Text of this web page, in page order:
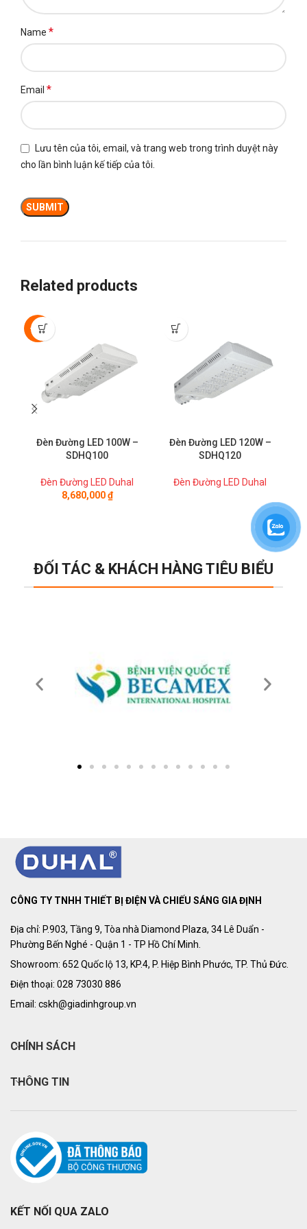
Name *
Email *
Lưu tên của tôi, email, và trang web trong trình duyệt này
cho lần bình luận kế tiếp của tôi.
Related products
-50%
Đèn Đường LED 100W –
SDHQ100
Đèn Đường LED Duhal
8,680,000₫
Đèn Đường LED 120W –
SDHQ120
Đèn Đường LED Duhal
ĐỐI TÁC & KHÁCH HÀNG TIÊU BIỂU
CÔNG TY TNHH THIẾT BỊ ĐIỆN VÀ CHIẾU SÁNG GIA ĐỊNH
Địa chỉ: P.903, Tầng 9, Tòa nhà Diamond Plaza, 34 Lê Duẩn -
Phường Bến Nghé - Quận 1 - TP Hồ Chí Minh.
Showroom: 652 Quốc lộ 13, KP.4, P. Hiệp Bình Phước, TP. Thủ Đức.
Điện thoại: 028 73030 886
Email: cskh@giadinhgroup.vn
CHÍNH SÁCH
THÔNG TIN
KẾT NỐI QUA ZALO